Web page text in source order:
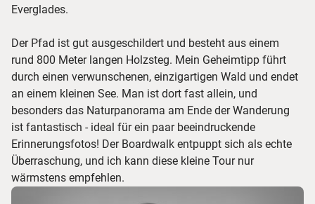
Everglades.
Der Pfad ist gut ausgeschildert und besteht aus einem
rund 800 Meter langen Holzsteg. Mein Geheimtipp führt
durch einen verwunschenen, einzigartigen Wald und endet
an einem kleinen See. Man ist dort fast allein, und
besonders das Naturpanorama am Ende der Wanderung
ist fantastisch - ideal für ein paar beeindruckende
Erinnerungsfotos! Der Boardwalk entpuppt sich als echte
Überraschung, und ich kann diese kleine Tour nur
wärmstens empfehlen.